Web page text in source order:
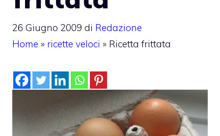
26 Giugno 2009 di Redazione
Home » ricette veloci » Ricetta frittata